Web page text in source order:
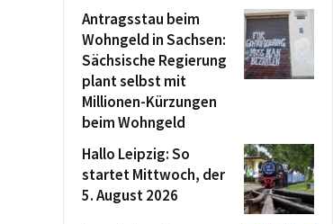
Antragsstau beim
Wohngeld in Sachsen:
Sächsische Regierung
plant selbst mit
Millionen-Kürzungen
beim Wohngeld
Hallo Leipzig: So
startet Mittwoch, der
5. August 2026